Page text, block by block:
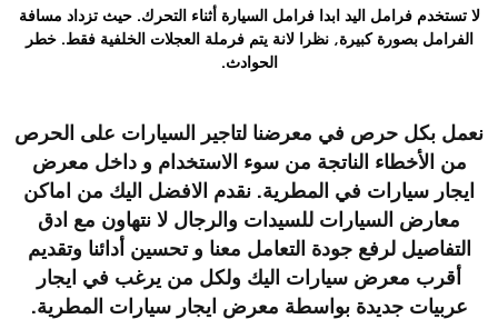
لا تستخدم فرامل اليد ابدا فرامل السيارة أثناء التحرك. حيث تزداد مسافة
الفرامل بصورة كبيرة, نظرا لانة يتم فرملة العجلات الخلفية فقط. خطر
الحوادث.
نعمل بكل حرص في معرضنا لتاجير السيارات على الحرص
من الأخطاء الناتجة من سوء الاستخدام و داخل معرض
ايجار سيارات في المطرية. نقدم الافضل اليك من اماكن
معارض السيارات للسيدات والرجال لا نتهاون مع ادق
التفاصيل لرفع جودة التعامل معنا و تحسين أدائنا وتقديم
أقرب معرض سيارات اليك ولكل من يرغب في ايجار
عربيات جديدة بواسطة معرض ايجار سيارات المطرية.